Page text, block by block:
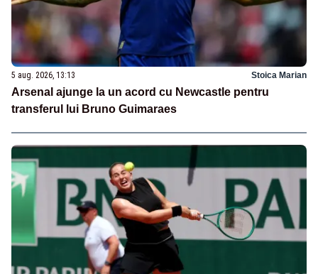
5 aug. 2026, 13:13 Stoica Marian
Arsenal ajunge la un acord cu Newcastle pentru
transferul lui Bruno Guimaraes